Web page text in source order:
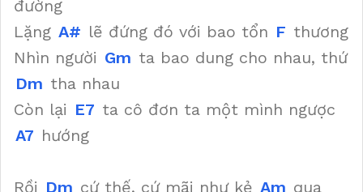
đường
Lặng A# lẽ đứng đó với bao tổn F thương
Nhìn người Gm ta bao dung cho nhau, thứ
Dm tha nhau
Còn lại E7 ta cô đơn ta một mình ngược
A7 hướng
Rồi Dm cứ thế, cứ mãi như kẻ Am qua